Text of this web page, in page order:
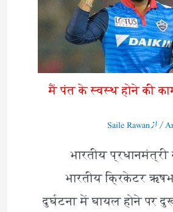
मैं पंत के स्वस्थ होने की
/ ازSaile Rawan
भारतीय
भारतीय क्रिकेटर
दुर्घटना में घायल होने पर